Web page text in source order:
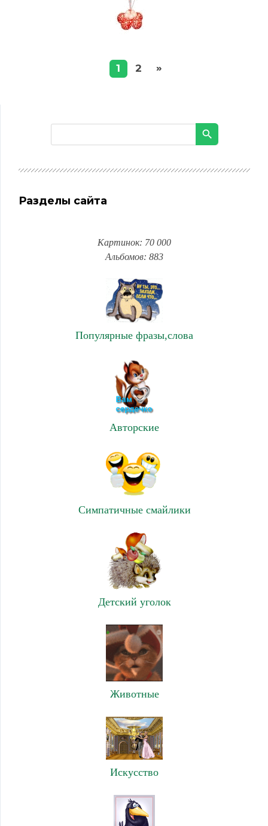
1 2 »
Разделы сайта
Картинок: 70 000
Альбомов: 883
Популярные фразы,слова
Авторские
Симпатичные смайлики
Детский уголок
Животные
Искусство